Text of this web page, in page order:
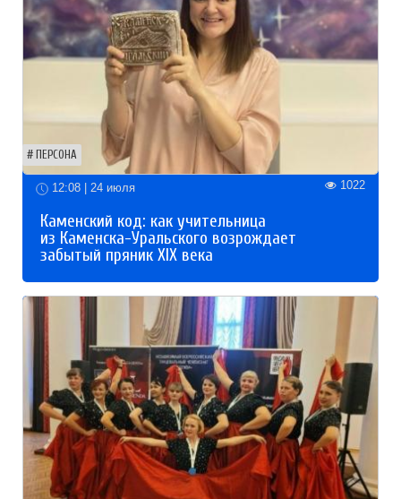
ПЕРСОНА
12:08 | 24 июля 1022
Каменский код: как учительница
из Каменска-Уральского возрождает
забытый пряник XIX века